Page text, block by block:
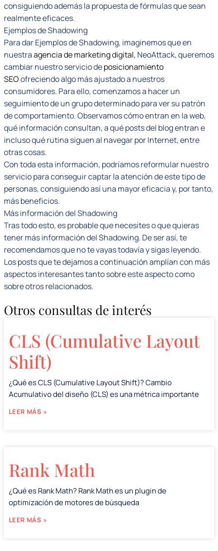
consiguiendo además la propuesta de fórmulas que sean
realmente eficaces.
Ejemplos de Shadowing
Para dar Ejemplos de Shadowing, imaginemos que en
nuestraagencia de marketing digital, NeoAttack, queremos
cambiar nuestro servicio deposicionamiento
SEOofreciendo algo más ajustado a nuestros
consumidores. Para ello, comenzamos a hacer un
seguimiento de un grupo determinado para ver su patrón
de comportamiento. Observamos cómo entran en la web,
qué información consultan, a qué posts del blog entran e
incluso qué rutina siguen al navegar por Internet, entre
otras cosas.
Con toda esta información, podríamos reformular nuestro
servicio para conseguir captar la atención de este tipo de
personas, consiguiendo así una mayor eficacia y, por tanto,
más beneficios.
Más información del Shadowing
Tras todo esto, es probable que necesites o que quieras
tener más información del Shadowing. De ser así, te
recomendamos que no te vayas todavía y sigas leyendo.
Los posts que te dejamos a continuación amplían con más
aspectos interesantes tanto sobre este aspecto como
sobre otros relacionados.
Otros consultas de interés
CLS (Cumulative Layout
Shift)
¿Qué es CLS (Cumulative Layout Shift)? Cambio
Acumulativo del diseño (CLS) es una métrica importante
LEER MÁS »
Rank Math
¿Qué es Rank Math? Rank Math es un plugin de
optimización de motores de búsqueda
LEER MÁS »